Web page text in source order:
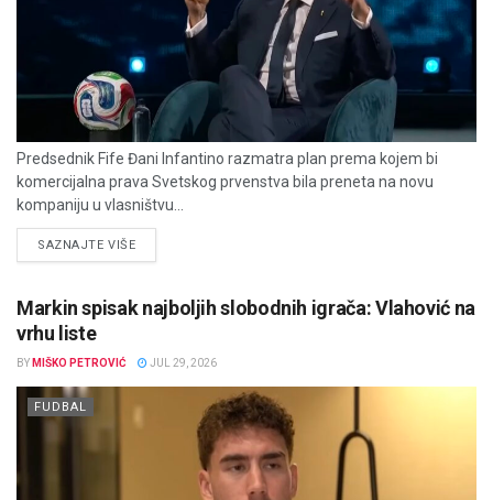
Predsednik Fife Đani Infantino razmatra plan prema kojem bi
komercijalna prava Svetskog prvenstva bila preneta na novu
kompaniju u vlasništvu...
SAZNAJTE VIŠEDETAILS
Markin spisak najboljih slobodnih igrača: Vlahović na
vrhu liste
BY MIŠKO PETROVIĆ JUL 29, 2026
FUDBAL